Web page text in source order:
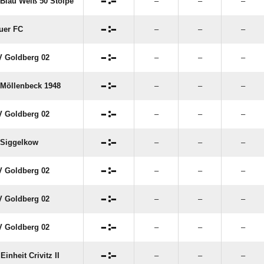
FC : – – –
Goldberg 02 : – – –
1948 : – – –
Goldberg 02 : – – –
: – – –
Goldberg 02 : – – –
Goldberg 02 : – – –
Goldberg 02 : – – –
Crivitz II : – – –